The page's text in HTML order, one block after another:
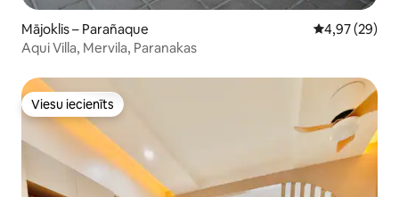
Mājoklis – Parañaque Vidējais
4,97 (29)
Aqui Villa, Mervila, Paranakas
Viesu iecienīts
Viesu iecienīts